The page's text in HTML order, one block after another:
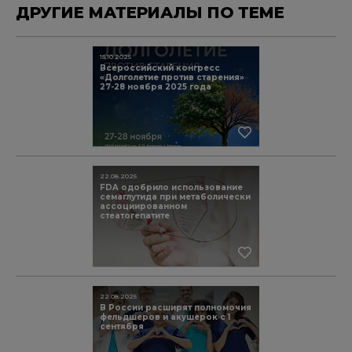
ДРУГИЕ МАТЕРИАЛЫ ПО ТЕМЕ
Всероссийский конгресс
«Долголетие против старения»
27-28 ноября 2025 года
15.10.2025
FDA одобрило использование
семаглутида при метаболически
ассоциированном
стеатогепатите
22.08.2025
В России расширят полномочия
фельдшеров и акушерок с 1
сентября
22.08.2025